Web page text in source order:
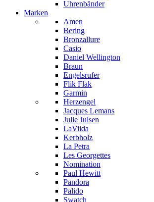
Uhrenbänder
Marken
Amen
Bering
Bronzallure
Casio
Daniel Wellington
Braun
Engelsrufer
Flik Flak
Garmin
Herzengel
Jacques Lemans
Julie Julsen
LaViida
Kerbholz
La Petra
Les Georgettes
Nomination
Paul Hewitt
Pandora
Palido
Swatch